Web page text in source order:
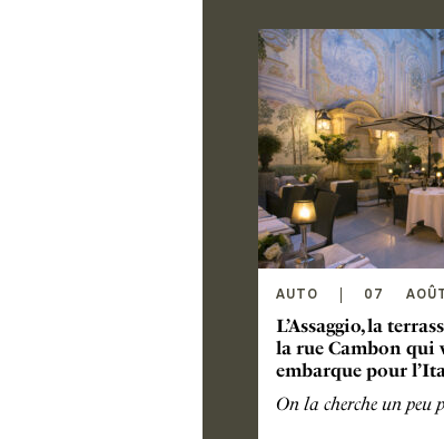
AUTO 07
L’Assaggio, la
la rue Cambon qui
embarque pour
On la cherche un peu